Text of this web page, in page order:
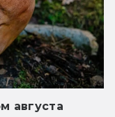
августа